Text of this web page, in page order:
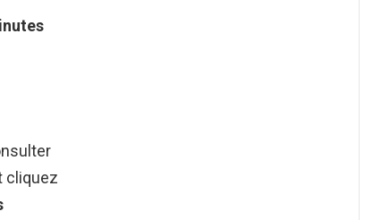
cliquez